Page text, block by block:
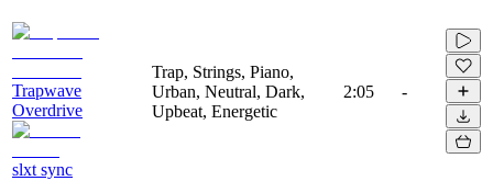
Trapwave
Overdrive
slxt sync
Trap, Strings, Piano,
Urban, Neutral, Dark,
Upbeat, Energetic
2:05 -